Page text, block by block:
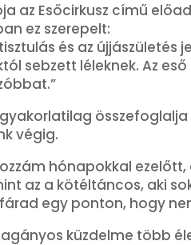
az Esőcirkusz című
ez szerepelt:
és az
sebzett léleknek. Az
gyakorlatilag
végig.
hónapokkal
az a kötéltáncos, aki
egy ponton, hogy
küzdelme több